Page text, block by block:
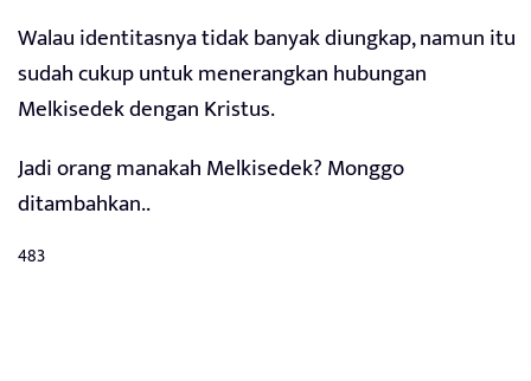
Walau identitasnya tidak banyak diungkap, namun itu
sudah cukup untuk menerangkan hubungan
Melkisedek dengan Kristus.
Jadi orang manakah Melkisedek? Monggo
ditambahkan..
483